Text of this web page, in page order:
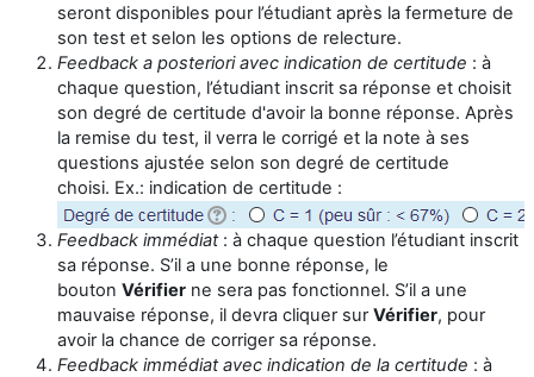
seront disponibles pour l’étudiant après la fermeture de
son test et selon les options de relecture.
Feedback a posteriori avec indication de certitude : à
chaque question, l’étudiant inscrit sa réponse et choisit
son degré de certitude d'avoir la bonne réponse. Après
la remise du test, il verra le corrigé et la note à ses
questions ajustée selon son degré de certitude
choisi. Ex.: indication de certitude :
Feedback immédiat: à chaque question l’étudiant inscrit
sa réponse. S’il a une bonne réponse, le
bouton Vérifier ne sera pas fonctionnel. S’il a une
mauvaise réponse, il devra cliquer surVérifier, pour
avoir la chance de corriger sa réponse.
Feedback immédiat avec indication de la certitude : à